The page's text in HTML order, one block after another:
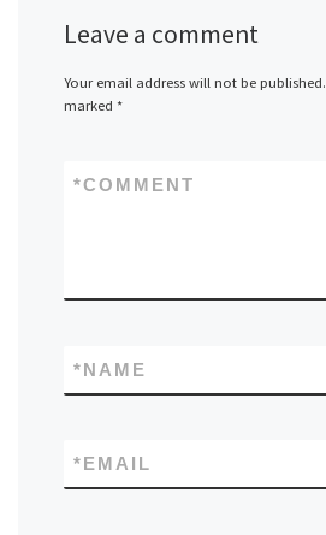
Leave a comment
Your email address will not be published.
marked *
COMMENT
*
NAME
*
EMAIL
*